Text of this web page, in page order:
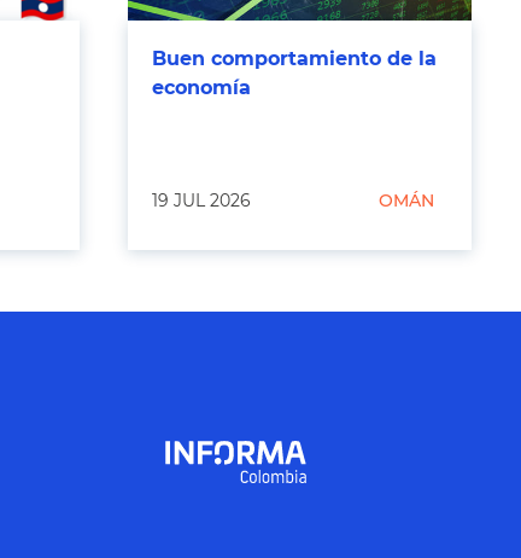
Buen comportamiento de la
economía
19 JUL 2026 OMÁN